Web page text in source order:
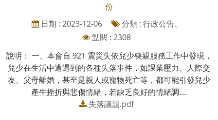
份
日期 : 2023-12-06
分類 : 行政公告、
點閱 : 2308
說明： 一、本會自 921 震災失依兒少喪親服務工作中發現，
兒少在生活中遭遇到的各種失落事件，如課業壓力、人際交
友、父母離婚，甚至是親人或寵物死亡等，都可能引發兒少
產生挫折與悲傷情緒，若缺乏良好的情緒調....
失落議題.pdf